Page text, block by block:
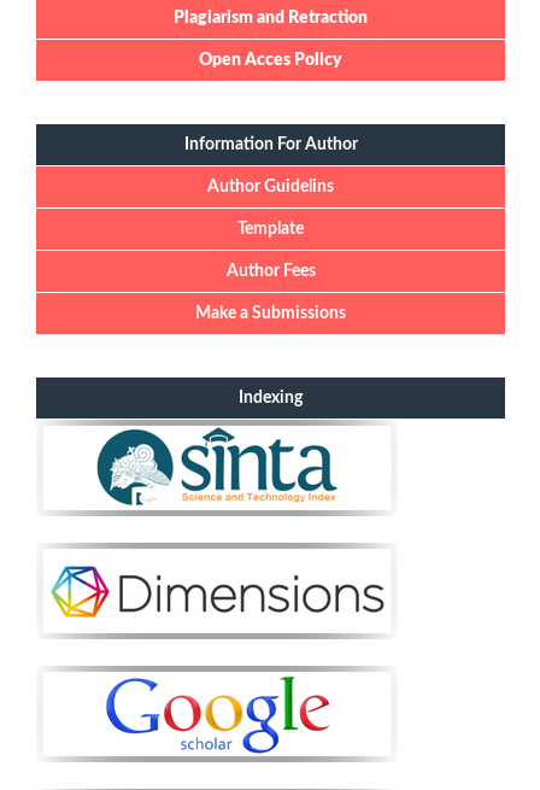
Plagiarism and Retraction
Open Acces Policy
Information For Author
Author Guidelins
Template
Author Fees
Make a Submissions
Indexing